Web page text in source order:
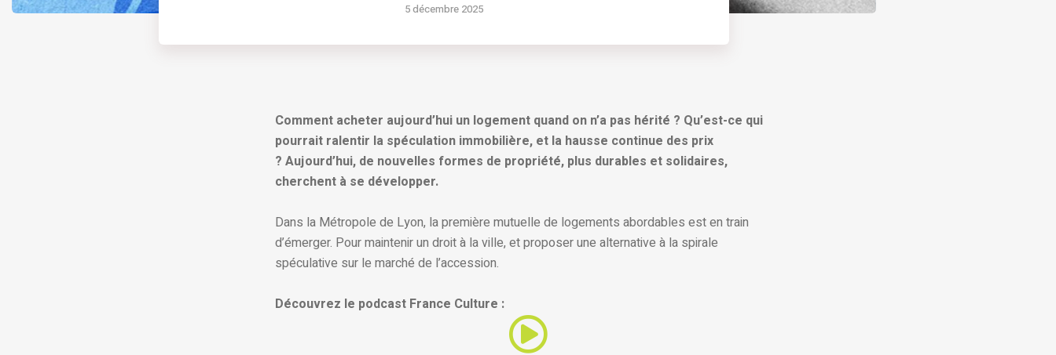
5 décembre 2025
Comment acheter aujourd’hui un logement quand on n’a pas hérité ? Qu’est-ce qui
pourrait ralentir la spéculation immobilière, et la hausse continue des prix
? Aujourd’hui, de nouvelles formes de propriété, plus durables et solidaires,
cherchent à se développer.
Dans la Métropole de Lyon, la première mutuelle de logements abordables est en train
d’émerger. Pour maintenir un droit à la ville, et proposer une alternative à la spirale
spéculative sur le marché de l’accession.
Découvrez le podcast France Culture :